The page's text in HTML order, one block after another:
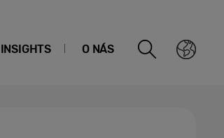
INSIGHTS O NÁS